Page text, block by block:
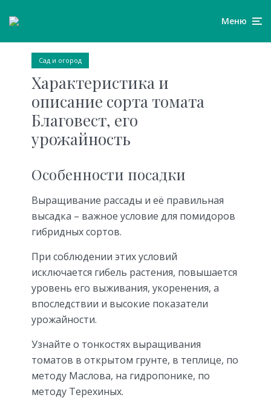
Меню
Сад и огород
Характеристика и
описание сорта томата
Благовест, его
урожайность
Особенности посадки
Выращивание рассады и её правильная
высадка – важное условие для помидоров
гибридных сортов.
При соблюдении этих условий
исключается гибель растения, повышается
уровень его выживания, укоренения, а
впоследствии и высокие показатели
урожайности.
Узнайте о тонкостях выращивания
томатов в открытом грунте, в теплице, по
методу Маслова, на гидропонике, по
методу Терехиных.